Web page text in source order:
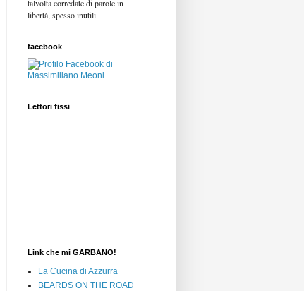
talvolta corredate di parole in
libertà, spesso inutili.
facebook
Lettori fissi
Link che mi GARBANO!
La Cucina di Azzurra
BEARDS ON THE ROAD